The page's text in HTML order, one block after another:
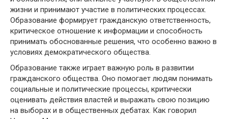
жизни и принимают участие в политических процессах.
Образование формирует гражданскую ответственность,
критическое отношение к информации и способность
принимать обоснованные решения, что особенно важно в
условиях демократического общества.
Образование также играет важную роль в развитии
гражданского общества. Оно помогает людям понимать
социальные и политические процессы, критически
оценивать действия властей и выражать свою позицию
на выборах и в общественных дебатах. Как говорил